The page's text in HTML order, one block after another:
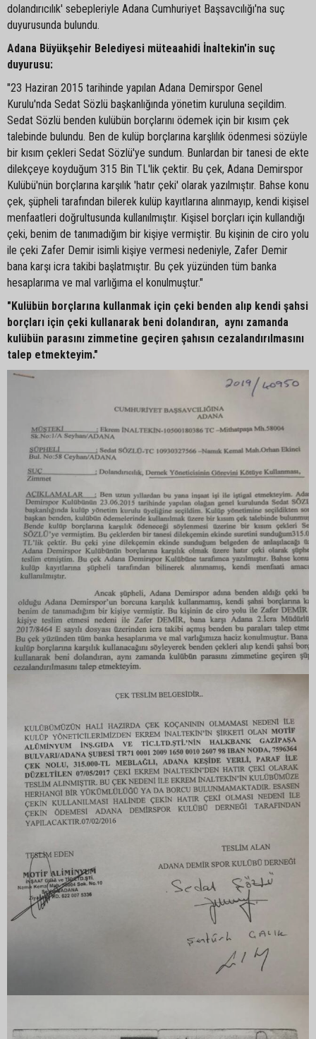
dolandırıcılık' sebepleriyle Adana Cumhuriyet Başsavcılığı'na suç
duyurusunda bulundu.
Adana Büyükşehir Belediyesi müteaahidi İnaltekin'in suç
duyurusu:
"23 Haziran 2015 tarihinde yapılan Adana Demirspor Genel
Kurulu'nda Sedat Sözlü başkanlığında yönetim kuruluna seçildim.
Sedat Sözlü benden kulübün borçlarını ödemek için bir kısım çek
talebinde bulundu. Ben de kulüp borçlarına karşlılık ödenmesi sözüyle
bir kısım çekleri Sedat Sözlü'ye sundum. Bunlardan bir tanesi de ekte
dilekçeye koyduğum 315 Bin TL'lik çektir. Bu çek, Adana Demirspor
Kulübü'nün borçlarına karşılık 'hatır çeki' olarak yazılmıştır. Bahse konu
çek, şüpheli tarafından bilerek kulüp kayıtlarına alınmayıp, kendi kişisel
menfaatleri doğrultusunda kullanılmıştır. Kişisel borçları için kullandığı
çeki, benim de tanımadığım bir kişiye vermiştir. Bu kişinin de ciro yolu
ile çeki Zafer Demir isimli kişiye vermesi nedeniyle, Zafer Demir
bana karşı icra takibi başlatmıştır. Bu çek yüzünden tüm banka
hesaplarıma ve mal varlığıma el konulmuştur."
"Kulübün borçlarına kullanmak için çeki benden alıp kendi şahsi
borçları için çeki kullanarak beni dolandıran, aynı zamanda
kulübün parasını zimmetine geçiren şahısın cezalandırılmasını
talep etmekteyim."